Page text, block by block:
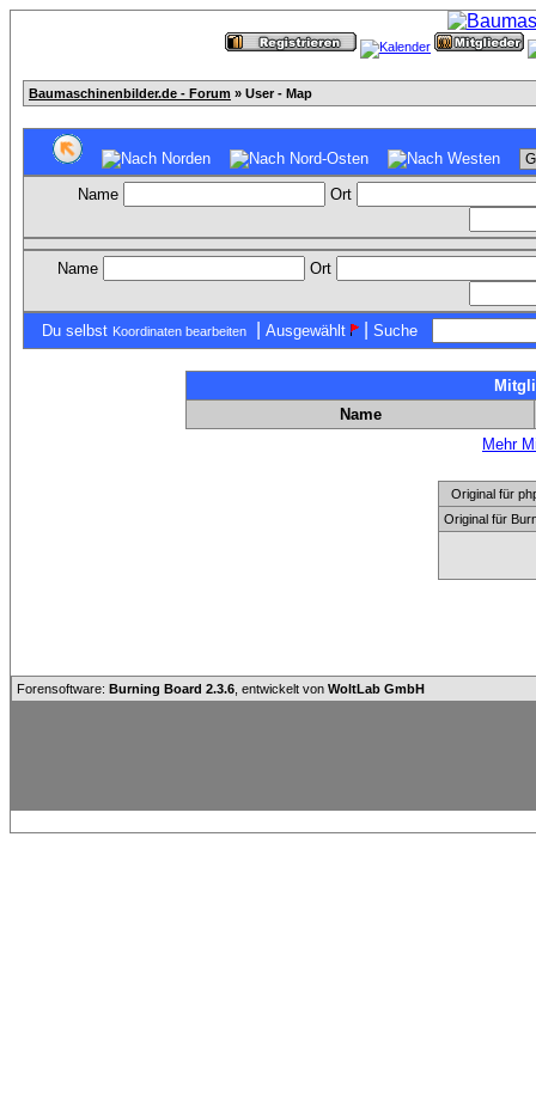
Baumaschinenbilder.de - Forum » User - Map
Name Ort
Name Ort
Du selbst Koordinaten bearbeiten Ausgewählt Suche
Name
Mehr
Original für
Original für
Forensoftware: Burning Board 2.3.6 , entwickelt von WoltLab GmbH